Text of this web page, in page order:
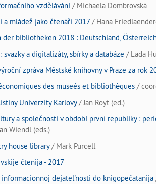
vzdělávání / Michaela Dombrovská
a mládež jako čtenáři 2017/ Hana
der bibliotheken 2018 : Deutschland,
svazky a digitalizáty, sbírky a databáze / Lada
zpráva Městské knihovny v Praze za rok
des museés et bibliothèques /
Univerzity Karlovy/ Jan Royt (ed.)
a společnosti v období první republiky :
Wiendl (eds.)
house library/ Mark Purcell
čtenija - 2017
dejatel'nosti do knigopečatanija